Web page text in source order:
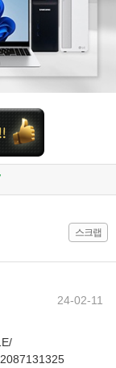
스크랩
24-02-11